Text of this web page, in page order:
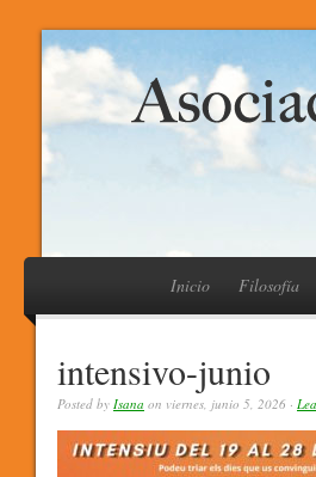
Inicio Filosofía
intensivo-junio
Posted by Isana on viernes, junio 5, 2026 ·